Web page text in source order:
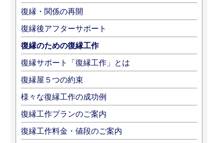
復縁・関係の再開
復縁後アフターサポート
復縁のための復縁工作
復縁サポート「復縁工作」とは
復縁屋５つの約束
様々な復縁工作の成功例
復縁工作プランのご案内
復縁工作料金・値段のご案内